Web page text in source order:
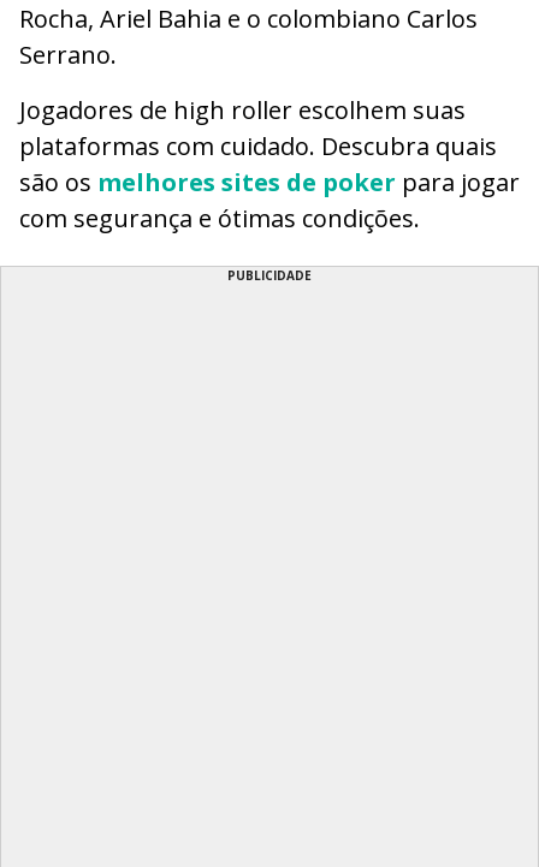
Rocha, Ariel Bahia e o colombiano Carlos
Serrano.
Jogadores de high roller escolhem suas
plataformas com cuidado. Descubra quais
são os melhores sites de poker para jogar
com segurança e ótimas condições.
PUBLICIDADE